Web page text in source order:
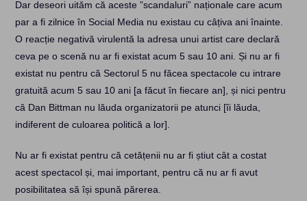
Dar deseori uităm că aceste ”scandaluri” naționale care acum
par a fi zilnice în Social Media nu existau cu câțiva ani înainte.
O reacție negativă virulentă la adresa unui artist care declară
ceva pe o scenă nu ar fi existat acum 5 sau 10 ani. Și nu ar fi
existat nu pentru că Sectorul 5 nu făcea spectacole cu intrare
gratuită acum 5 sau 10 ani [a făcut în fiecare an], și nici pentru
că Dan Bittman nu lăuda organizatorii pe atunci [îi lăuda,
indiferent de culoarea politică a lor].
Nu ar fi existat pentru că cetățenii nu ar fi știut cât a costat
acest spectacol și, mai important, pentru că nu ar fi avut
posibilitatea să își spună părerea.